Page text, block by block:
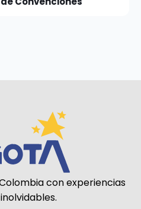
con experiencias